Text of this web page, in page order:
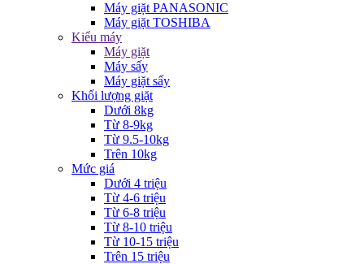
Máy giặt PANASONIC
Máy giặt TOSHIBA
Kiểu máy
Máy giặt
Máy sấy
Máy giặt sấy
Khối lượng giặt
Dưới 8kg
Từ 8-9kg
Từ 9.5-10kg
Trên 10kg
Mức giá
Dưới 4 triệu
Từ 4-6 triệu
Từ 6-8 triệu
Từ 8-10 triệu
Từ 10-15 triệu
Trên 15 triệu